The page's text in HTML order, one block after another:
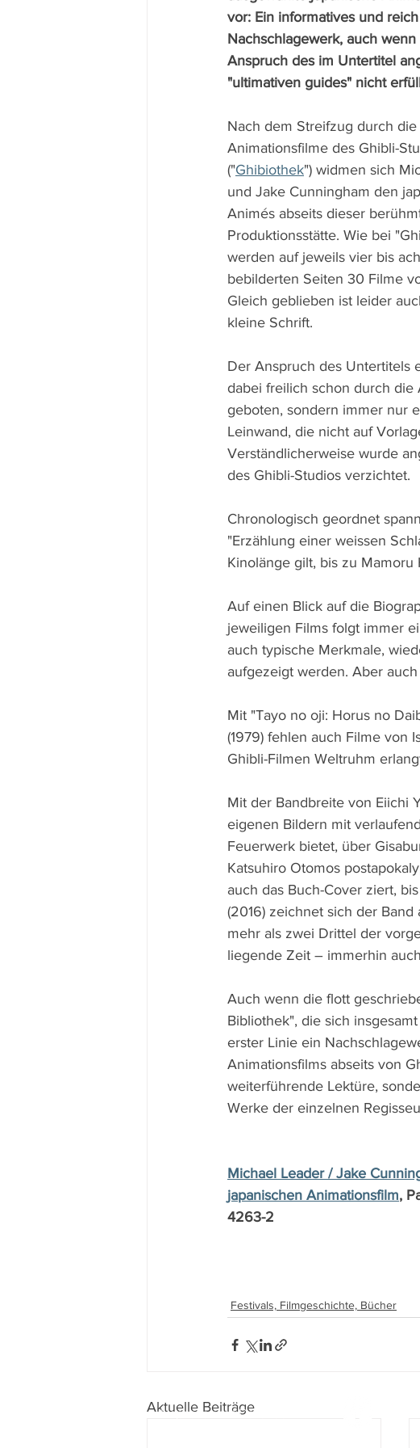
vor: Ein informatives und
Nachschlagewerk, auch wenn
Anspruch des im Untertitel
"ultimativen guides" nicht
Nach dem Streifzug durch
Animationsfilme des Ghibli-
("Ghibiothek") widmen sich
und Jake Cunningham den
Animés abseits dieser
Produktionsstätte. Wie bei
werden auf jeweils vier bis
bebilderten Seiten 30 Filme
Gleich geblieben ist leider
kleine Schrift.
Der Anspruch des Untertitels
dabei freilich schon durch
geboten, sondern immer nur
Leinwand, die nicht auf
Verständlicherweise wurde
des Ghibli-Studios verzichtet.
Chronologisch geordnet
"Erzählung einer weissen
Kinolänge gilt, bis zu
Auf einen Blick auf die
jeweiligen Films folgt immer
auch typische Merkmale,
aufgezeigt werden. Aber
Mit "Tayo no oji: Horus no
(1979) fehlen auch Filme von
Ghibli-Filmen Weltruhm
Mit der Bandbreite von Eiichi
eigenen Bildern mit
Feuerwerk bietet, über
Katsuhiro Otomos
auch das Buch-Cover ziert,
(2016) zeichnet sich der
mehr als zwei Drittel der
liegende Zeit – immerhin
Auch wenn die flott
Bibliothek", die sich
erster Linie ein
Animationsfilms abseits von
weiterführende Lektüre,
Werke der einzelnen
Michael Leader / Jake
japanischen Animationsfilm,
4263-2
Festivals, Filmgeschichte, Bücher
Aktuelle Beiträge
Impressum IDatenschutz